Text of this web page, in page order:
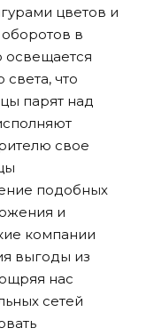
цветов и
в
освещается
что
парят над
свое
подобных
и
компании
выгоды из
нас
сетей